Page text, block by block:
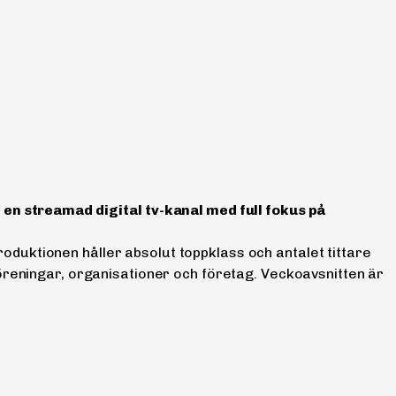
streamad digital tv-kanal med full fokus på
håller absolut toppklass och antalet tittare
organisationer och företag. Veckoavsnitten är